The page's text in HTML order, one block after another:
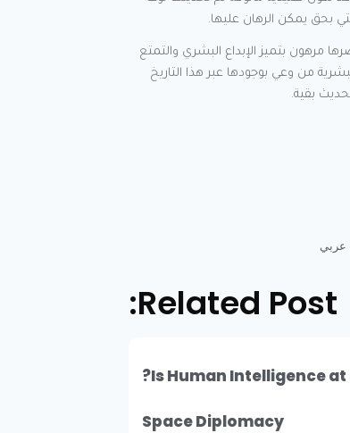
بحق يمكن الرهان عليها.
مرهون بتميز الإبداع البشري والتمتع
من وعي بوجودها عبر هذا التاريخ
بقية.
عربي
Related Post:
Is Human Intelligence at
Space Diplomacy